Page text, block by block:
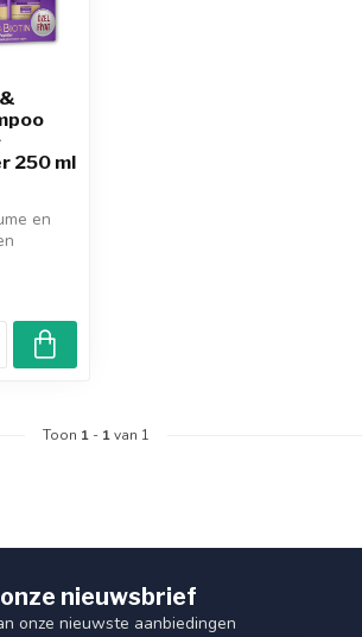
250 ml
en
Toon 1 - 1van 1
nieuwsbrief
onze nieuwste aanbiedingen